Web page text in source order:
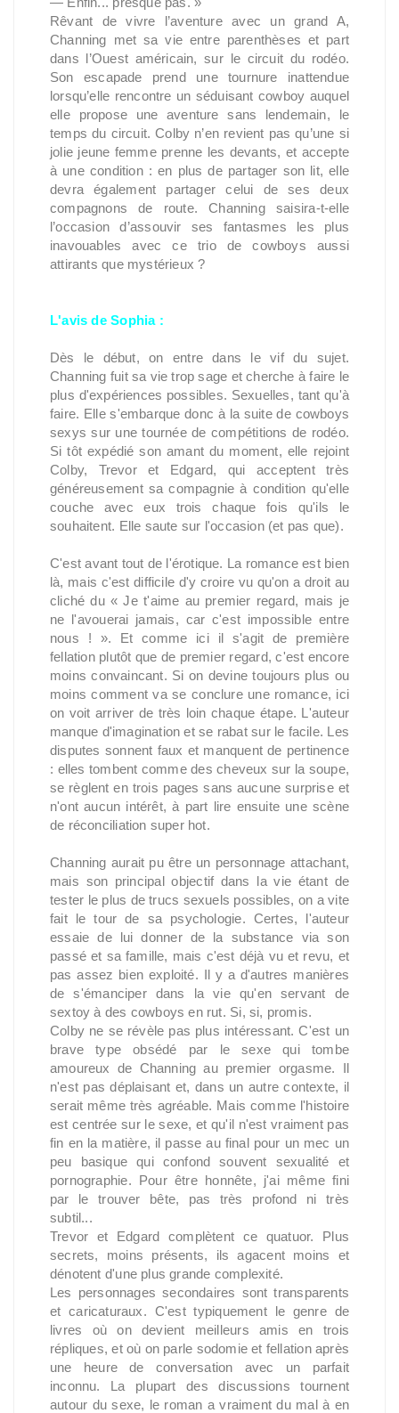
Rêvant de vivre l’aventure avec un grand A,
Channing met sa vie entre parenthèses et part
dans l’Ouest américain, sur le circuit du rodéo.
Son escapade prend une tournure inattendue
lorsqu’elle rencontre un séduisant cowboy auquel
elle propose une aventure sans lendemain, le
temps du circuit. Colby n’en revient pas qu’une si
jolie jeune femme prenne les devants, et accepte
à une condition : en plus de partager son lit, elle
devra également partager celui de ses deux
compagnons de route. Channing saisira-t-elle
l’occasion d’assouvir ses fantasmes les plus
inavouables avec ce trio de cowboys aussi
attirants que mystérieux ?
L'avis de Sophia :
Dès le début, on entre dans le vif du sujet.
Channing fuit sa vie trop sage et cherche à faire le
plus d'expériences possibles. Sexuelles, tant qu'à
faire. Elle s'embarque donc à la suite de cowboys
sexys sur une tournée de compétitions de rodéo.
Si tôt expédié son amant du moment, elle rejoint
Colby, Trevor et Edgard, qui acceptent très
généreusement sa compagnie à condition qu'elle
couche avec eux trois chaque fois qu'ils le
souhaitent. Elle saute sur l'occasion (et pas que).
C'est avant tout de l'érotique. La romance est bien
là, mais c'est difficile d'y croire vu qu'on a droit au
cliché du « Je t'aime au premier regard, mais je
ne l'avouerai jamais, car c'est impossible entre
nous ! ». Et comme ici il s'agit de première
fellation plutôt que de premier regard, c'est encore
moins convaincant. Si on devine toujours plus ou
moins comment va se conclure une romance, ici
on voit arriver de très loin chaque étape. L'auteur
manque d'imagination et se rabat sur le facile. Les
disputes sonnent faux et manquent de pertinence
: elles tombent comme des cheveux sur la soupe,
se règlent en trois pages sans aucune surprise et
n'ont aucun intérêt, à part lire ensuite une scène
de réconciliation super hot.
Channing aurait pu être un personnage attachant,
mais son principal objectif dans la vie étant de
tester le plus de trucs sexuels possibles, on a vite
fait le tour de sa psychologie. Certes, l'auteur
essaie de lui donner de la substance via son
passé et sa famille, mais c'est déjà vu et revu, et
pas assez bien exploité. Il y a d'autres manières
de s'émanciper dans la vie qu'en servant de
sextoy à des cowboys en rut. Si, si, promis.
Colby ne se révèle pas plus intéressant. C'est un
brave type obsédé par le sexe qui tombe
amoureux de Channing au premier orgasme. Il
n'est pas déplaisant et, dans un autre contexte, il
serait même très agréable. Mais comme l'histoire
est centrée sur le sexe, et qu'il n'est vraiment pas
fin en la matière, il passe au final pour un mec un
peu basique qui confond souvent sexualité et
pornographie. Pour être honnête, j'ai même fini
par le trouver bête, pas très profond ni très
subtil...
Trevor et Edgard complètent ce quatuor. Plus
secrets, moins présents, ils agacent moins et
dénotent d'une plus grande complexité.
Les personnages secondaires sont transparents
et caricaturaux. C'est typiquement le genre de
livres où on devient meilleurs amis en trois
répliques, et où on parle sodomie et fellation après
une heure de conversation avec un parfait
inconnu. La plupart des discussions tournent
autour du sexe, le roman a vraiment du mal à en